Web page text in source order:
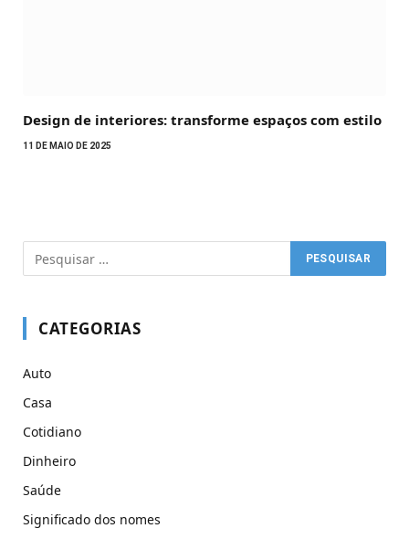
Design de interiores: transforme espaços com estilo
11 DE MAIO DE 2025
CATEGORIAS
Auto
Casa
Cotidiano
Dinheiro
Saúde
Significado dos nomes